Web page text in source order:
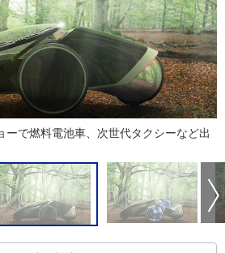
ーで燃料電池車、次世代タクシーなど出